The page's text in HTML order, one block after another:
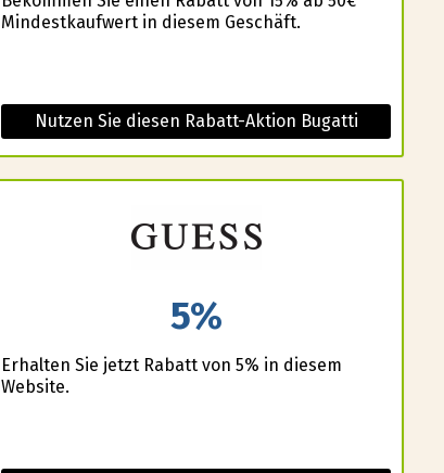
Mindestkaufwert in diesem Geschäft.
Nutzen Sie diesen Rabatt-Aktion Bugatti
5%
Erhalten Sie jetzt Rabatt von 5% in diesem
Website.